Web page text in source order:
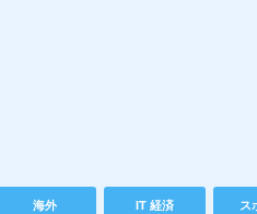
海外 IT 経済 ス